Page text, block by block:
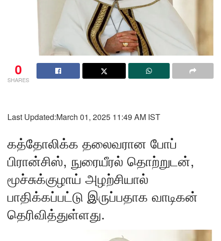
0
SHARES
Last Updated:March 01, 2025 11:49 AM IST
கத்தோலிக்க தலைவரான போப்
பிரான்சிஸ், நுரையீரல் தொற்றுடன்,
மூச்சுக்குழாய் அழற்சியால்
பாதிக்கப்பட்டு இருப்பதாக வாடிகன்
தெரிவித்துள்ளது.